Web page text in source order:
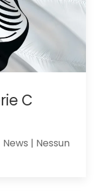
C
| Nessun